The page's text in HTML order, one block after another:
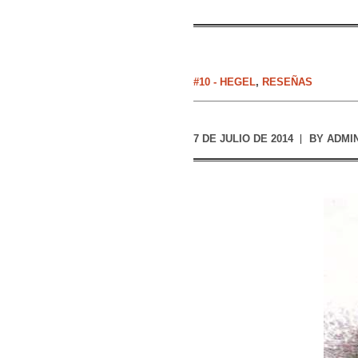
#10 - HEGEL, RESEÑAS
7 DE JULIO DE 2014 BY